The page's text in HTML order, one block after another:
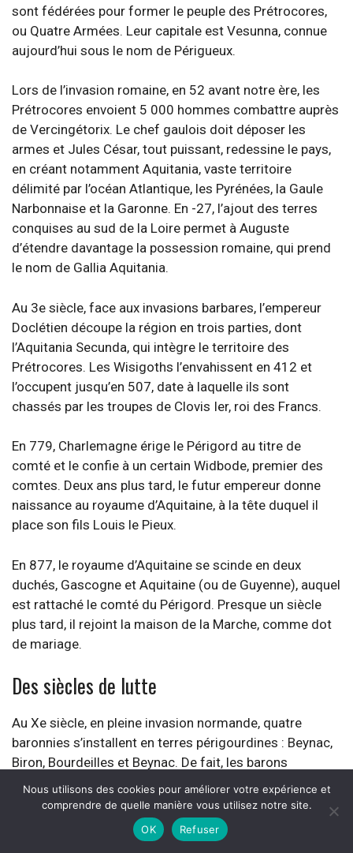
sont fédérées pour former le peuple des Prétrocores,
ou Quatre Armées. Leur capitale est Vesunna, connue
aujourd’hui sous le nom de Périgueux.
Lors de l’invasion romaine, en 52 avant notre ère, les
Prétrocores envoient 5 000 hommes combattre auprès
de Vercingétorix. Le chef gaulois doit déposer les
armes et Jules César, tout puissant, redessine le pays,
en créant notamment Aquitania, vaste territoire
délimité par l’océan Atlantique, les Pyrénées, la Gaule
Narbonnaise et la Garonne. En -27, l’ajout des terres
conquises au sud de la Loire permet à Auguste
d’étendre davantage la possession romaine, qui prend
le nom de Gallia Aquitania.
Au 3e siècle, face aux invasions barbares, l’empereur
Doclétien découpe la région en trois parties, dont
l’Aquitania Secunda, qui intègre le territoire des
Prétrocores. Les Wisigoths l’envahissent en 412 et
l’occupent jusqu’en 507, date à laquelle ils sont
chassés par les troupes de Clovis Ier, roi des Francs.
En 779, Charlemagne érige le Périgord au titre de
comté et le confie à un certain Widbode, premier des
comtes. Deux ans plus tard, le futur empereur donne
naissance au royaume d’Aquitaine, à la tête duquel il
place son fils Louis le Pieux.
En 877, le royaume d’Aquitaine se scinde en deux
duchés, Gascogne et Aquitaine (ou de Guyenne), auquel
est rattaché le comté du Périgord. Presque un siècle
plus tard, il rejoint la maison de la Marche, comme dot
de mariage.
Des siècles de lutte
Au Xe siècle, en pleine invasion normande, quatre
baronnies s’installent en terres périgourdines : Beynac,
Biron, Bourdeilles et Beynac. De fait, les barons
imposent un pouvoir absolu. Des forteresses sortent
de terre, mais aussi des églises, des abbayes et des
monastères, bientôt considérés comme des étapes
majeures du pèlerinage de Saint-Jacques-de-
Nous utilisons des cookies pour améliorer votre expérience et
comprendre de quelle manière vous utilisez notre site.
OK
Refuser